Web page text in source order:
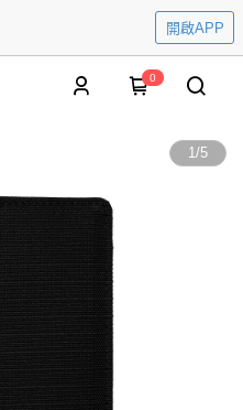
開啟APP
0
1/5